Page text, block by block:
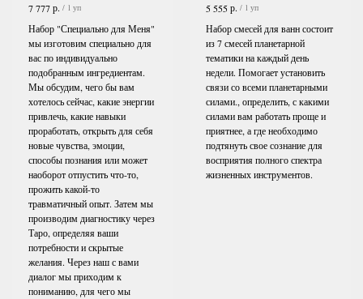
7 777р. / 1 уп
Набор "Специально для Меня"
мы изготовим специально для
вас по индивидуально
подобранным ингредиентам.
Мы обсудим, чего бы вам
хотелось сейчас, какие энергии
привлечь, какие навыки
проработать, открыть для себя
новые чувства, эмоции,
способы познания или может
наоборот отпустить что-то,
прожить какой-то
травматичный опыт. Затем мы
производим диагностику через
Таро, определяя ваши
потребности и скрытые
желания. Через наш с вами
диалог мы приходим к
пониманию, для чего мы
5 555р. / 1 уп
Набор смесей для ванн состоит
из 7 смесей планетарной
тематики на каждый день
недели. Помогает установить
связи со всеми планетарными
силами., определить, с какими
силами вам работать проще и
приятнее, а где необходимо
подтянуть свое сознание для
восприятия полного спектра
жизненных инструментов.